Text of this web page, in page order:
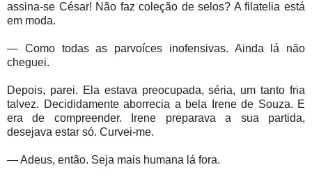
assina-se César! Não faz coleção de selos? A filatelia está
em moda.
— Como todas as parvoíces inofensivas. Ainda lá não
cheguei.
Depois, parei. Ela estava preocupada, séria, um tanto fria
talvez. Decididamente aborrecia a bela Irene de Souza. E
era de compreender. Irene preparava a sua partida,
desejava estar só. Curvei-me.
— Adeus, então. Seja mais humana lá fora.